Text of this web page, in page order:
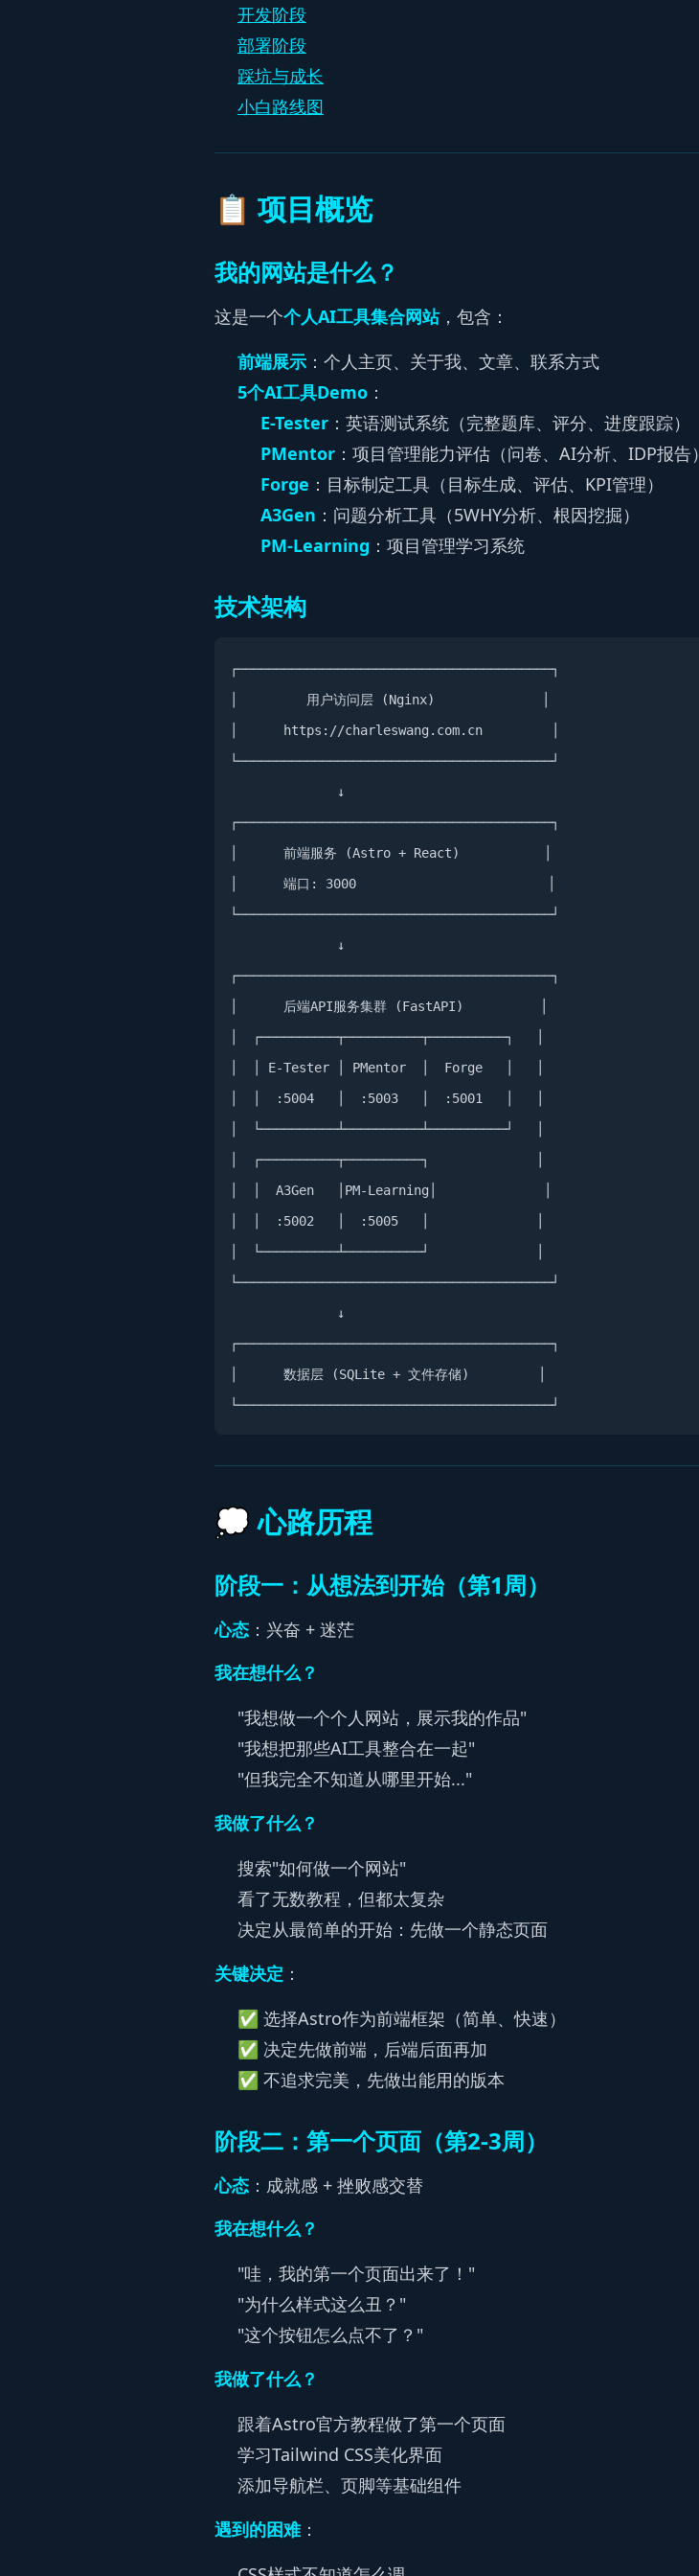
开发阶段
部署阶段
踩坑与成长
小白路线图
📋 项目概览
我的网站是什么？
这是一个个人AI工具集合网站，包含：
前端展示 ：个人主页、关于我、文章、联系方式
5个AI工具Demo ：
E-Tester ：英语测试系统（完整题库、评分、进度跟踪）
PMentor ：项目管理能力评估（问卷、AI分析、IDP报告）
Forge ：目标制定工具（目标生成、评估、KPI管理）
A3Gen ：问题分析工具（5WHY分析、根因挖掘）
PM-Learning ：项目管理学习系统
技术架构
┌─────────────────────────────────────────┐
│         用户访问层 (Nginx)              │
│      https://charleswang.com.cn         │
└─────────────────────────────────────────┘
              ↓
┌─────────────────────────────────────────┐
│      前端服务 (Astro + React)           │
│      端口: 3000                         │
└─────────────────────────────────────────┘
              ↓
┌─────────────────────────────────────────┐
│      后端API服务集群 (FastAPI)          │
│  ┌──────────┬──────────┬──────────┐   │
│  │ E-Tester │ PMentor  │  Forge   │   │
│  │  :5004   │  :5003   │  :5001   │   │
│  └──────────┴──────────┴──────────┘   │
│  ┌──────────┬──────────┐              │
│  │  A3Gen   │PM-Learning│              │
│  │  :5002   │  :5005   │              │
│  └──────────┴──────────┘              │
└─────────────────────────────────────────┘
              ↓
┌─────────────────────────────────────────┐
│      数据层 (SQLite + 文件存储)         │
💭 心路历程
阶段一：从想法到开始（第1周）
心态 ：兴奋 + 迷茫
我在想什么？
"我想做一个个人网站，展示我的作品"
"我想把那些AI工具整合在一起"
"但我完全不知道从哪里开始..."
我做了什么？
搜索"如何做一个网站"
看了无数教程，但都太复杂
决定从最简单的开始：先做一个静态页面
关键决定 ：
✅ 选择Astro作为前端框架（简单、快速）
✅ 决定先做前端，后端后面再加
✅ 不追求完美，先做出能用的版本
阶段二：第一个页面（第2-3周）
心态 ：成就感 + 挫败感交替
我在想什么？
"哇，我的第一个页面出来了！"
"为什么样式这么丑？"
"这个按钮怎么点不了？"
我做了什么？
跟着Astro官方教程做了第一个页面
学习Tailwind CSS美化界面
添加导航栏、页脚等基础组件
遇到的困难：